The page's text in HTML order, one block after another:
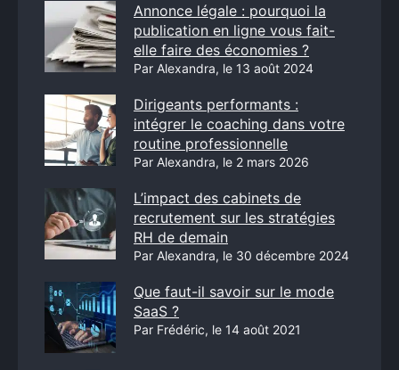
Annonce légale : pourquoi la
publication en ligne vous fait-
elle faire des économies ?
Par Alexandra, le 13 août 2024
Dirigeants performants :
intégrer le coaching dans votre
routine professionnelle
Par Alexandra, le 2 mars 2026
L’impact des cabinets de
recrutement sur les stratégies
RH de demain
Par Alexandra, le 30 décembre 2024
Que faut-il savoir sur le mode
SaaS ?
Par Frédéric, le 14 août 2021